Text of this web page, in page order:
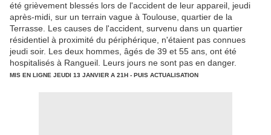
été grièvement blessés lors de l'accident de leur appareil, jeudi
après-midi, sur un terrain vague à Toulouse, quartier de la
Terrasse . Les causes de l'accident, survenu dans un quartier
résidentiel à proximité du périphérique, n'étaient pas connues
jeudi soir. Les deux hommes, âgés de 39 et 55 ans, ont été
hospitalisés à Rangueil. Leurs jours ne sont pas en danger.
MIS EN LIGNE JEUDI 13 JANVIER A 21H - PUIS ACTUALISATION